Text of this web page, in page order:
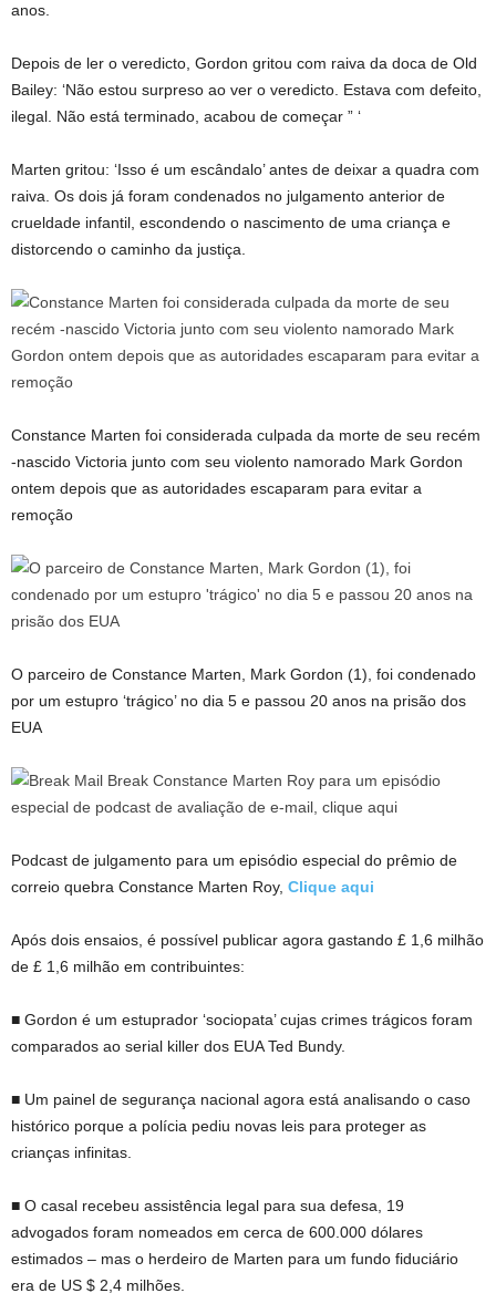
anos.
Depois de ler o veredicto, Gordon gritou com raiva da doca de Old
Bailey: ‘Não estou surpreso ao ver o veredicto. Estava com defeito,
ilegal. Não está terminado, acabou de começar ” ‘
Marten gritou: ‘Isso é um escândalo’ antes de deixar a quadra com
raiva. Os dois já foram condenados no julgamento anterior de
crueldade infantil, escondendo o nascimento de uma criança e
distorcendo o caminho da justiça.
Constance Marten foi considerada culpada da morte de seu recém
-nascido Victoria junto com seu violento namorado Mark Gordon
ontem depois que as autoridades escaparam para evitar a
remoção
O parceiro de Constance Marten, Mark Gordon (1), foi condenado
por um estupro ‘trágico’ no dia 5 e passou 20 anos na prisão dos
EUA
Podcast de julgamento para um episódio especial do prêmio de
correio quebra Constance Marten Roy, Clique aqui
Após dois ensaios, é possível publicar agora gastando £ 1,6 milhão
de £ 1,6 milhão em contribuintes:
■ Gordon é um estuprador ‘sociopata’ cujas crimes trágicos foram
comparados ao serial killer dos EUA Ted Bundy.
■ Um painel de segurança nacional agora está analisando o caso
histórico porque a polícia pediu novas leis para proteger as
crianças infinitas.
■ O casal recebeu assistência legal para sua defesa, 19
advogados foram nomeados em cerca de 600.000 dólares
estimados – mas o herdeiro de Marten para um fundo fiduciário
era de US $ 2,4 milhões.